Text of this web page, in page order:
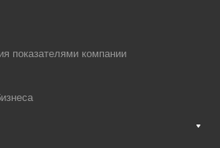
показателями компании